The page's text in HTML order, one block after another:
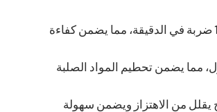
تصل سرعة التأثير إلى 1300 ضربة في الدقيقة، مما يضمن كفاءة
قوة التفتيت 45 جول، مما يضمن تحطيم المواد الصلبة
من الاهتزاز ويضمن سهولة